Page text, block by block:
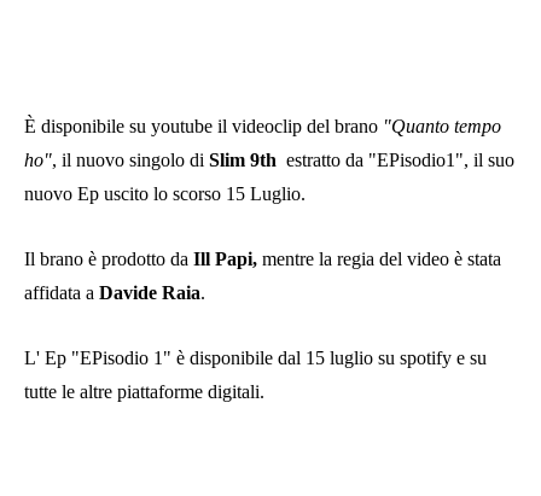
È disponibile su youtube il videoclip del brano "Quanto tempo
ho", il nuovo singolo di Slim 9th estratto da "EPisodio1", il suo
nuovo Ep uscito lo scorso 15 Luglio.
Il brano è prodotto da Ill Papi, mentre la regia del video è stata
affidata a Davide Raia.
L' Ep "EPisodio 1" è disponibile dal 15 luglio su spotify e su
tutte le altre piattaforme digitali.